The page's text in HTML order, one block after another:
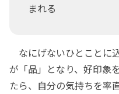
まれる
なにげないひとことに
が「品」となり、好印象
たら、自分の気持ちを率